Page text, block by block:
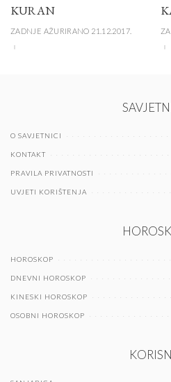
KURAN
ZADNJE AŽURIRANO 21.12.2017.
O SAVJETNICI
KONTAKT
PRAVILA PRIVATNOSTI
UVJETI KORIŠTENJA
HOROSKOP
DNEVNI HOROSKOP
KINESKI HOROSKOP
OSOBNI HOROSKOP